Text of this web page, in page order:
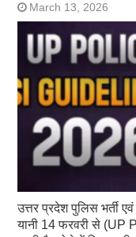
March 13, 2026
उत्तर प्रदेश पुलिस भर्ती
यानी 14 फरवरी से (UP